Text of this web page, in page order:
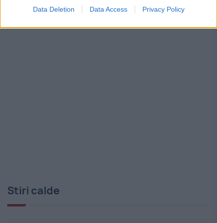
Data Deletion Data Access Privacy Policy
depășește 7,5 milioane de euro. Update
Stiri calde